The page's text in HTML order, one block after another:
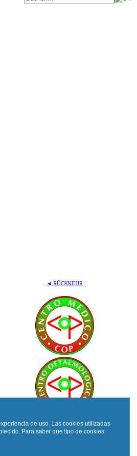
◄ RÜCKKEHR
de uso. Las cookies utilizadas
Para saber que tipo de cookies